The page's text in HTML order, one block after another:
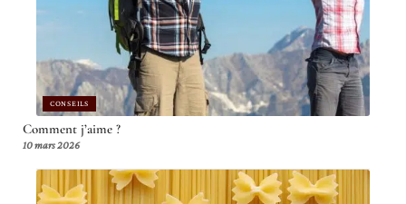
CONSEILS
Comment j’aime ?
10 mars 2026